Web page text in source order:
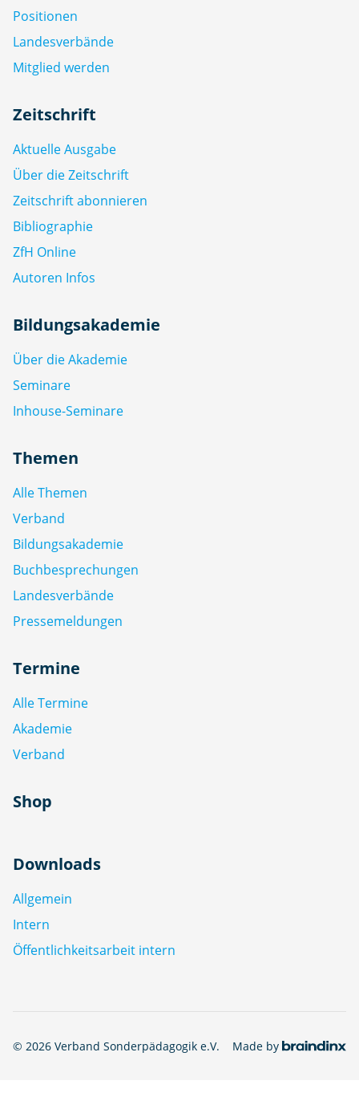
Positionen
Landesverbände
Mitglied werden
Zeitschrift
Aktuelle Ausgabe
Über die Zeitschrift
Zeitschrift abonnieren
Bibliographie
ZfH Online
Autoren Infos
Bildungsakademie
Über die Akademie
Seminare
Inhouse-Seminare
Themen
Alle Themen
Verband
Bildungsakademie
Buchbesprechungen
Landesverbände
Pressemeldungen
Termine
Alle Termine
Akademie
Verband
Shop
Downloads
Allgemein
Intern
Öffentlichkeitsarbeit intern
© 2026 Verband Sonderpädagogik e.V. Made by